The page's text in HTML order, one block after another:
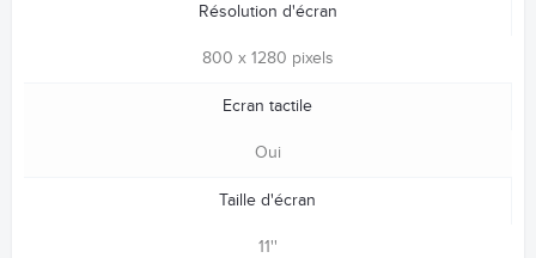
Résolution d'écran
800 x 1280 pixels
Ecran tactile
Oui
Taille d'écran
11''